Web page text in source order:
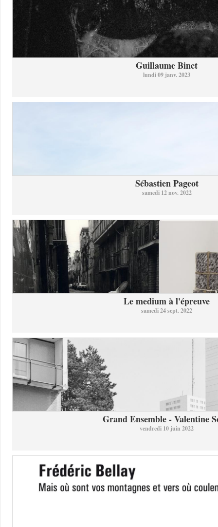
Guillaume Binet
lundi 09 janv. 2023
Sébastien Pageot
samedi 12 nov. 2022
Le medium à l'épreuve
samedi 24 sept. 2022
Grand Ensemble - Valentine
vendredi 10 juin 2022